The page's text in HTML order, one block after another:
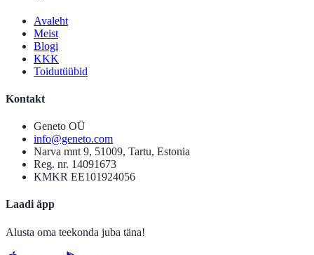
Avaleht
Meist
Blogi
KKK
Toidutüübid
Kontakt
Geneto OÜ
info@geneto.com
Narva mnt 9, 51009, Tartu, Estonia
Reg. nr. 14091673
KMKR EE101924056
Laadi äpp
Alusta oma teekonda juba täna!